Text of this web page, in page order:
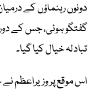
دونوں رہنماؤں کے
گفتگو ہوئی، جس کے
تبادلہ خیال کیا گیا۔
اس موقع پر وزیراعظم